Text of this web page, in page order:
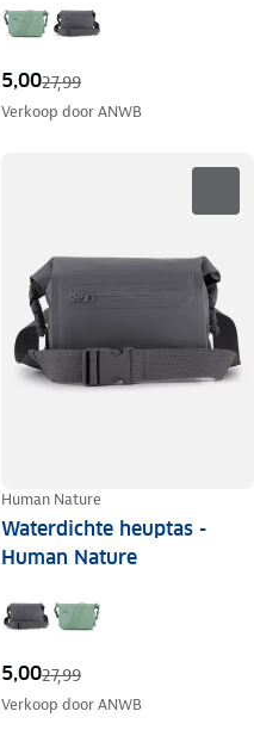
5,0027,99
Verkoop doorANWB
Human Nature
Waterdichte heuptas -
Human Nature
5,0027,99
Verkoop doorANWB